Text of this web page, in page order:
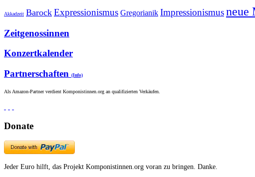
Akkadzeit Barock Expressionismus Gregorianik Impressionismusneue
Zeitgenossinnen
Konzertkalender
Partnerschaften (Info)
Als Amazon-Partner verdient Komponistinnen.org an qualifizierten Verkäufen.
Donate
Jeder Euro hilft, das Projekt Komponistinnen.org voran zu bringen. Danke.